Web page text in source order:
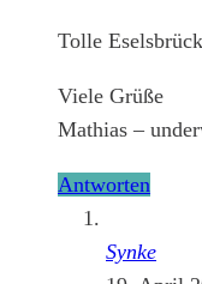
Tolle
Viele Grüße
Mathias –
Antworten
Synke